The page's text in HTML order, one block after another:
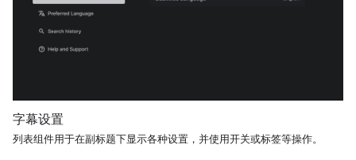
字幕设置
列表组件用于在副标题下显示各种设置，并使用开关或标签等操作。